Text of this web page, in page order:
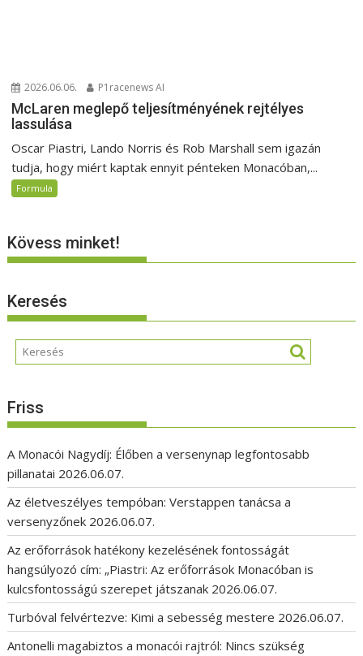
2026.06.06. P1racenews AI
McLaren meglepő teljesítményének rejtélyes
lassulása
Oscar Piastri, Lando Norris és Rob Marshall sem igazán
tudja, hogy miért kaptak ennyit pénteken Monacóban,...
Formula
Kövess minket!
Keresés
Friss
A Monacói Nagydíj: Élőben a versenynap legfontosabb
pillanatai 2026.06.07.
Az életveszélyes tempóban: Verstappen tanácsa a
versenyzőnek 2026.06.07.
Az erőforrások hatékony kezelésének fontosságát
hangsúlyozó cím: „Piastri: Az erőforrások Monacóban is
kulcsfontosságú szerepet játszanak 2026.06.07.
Turbóval felvértezve: Kimi a sebesség mestere 2026.06.07.
Antonelli magabiztos a monacói rajtról: Nincs szükség